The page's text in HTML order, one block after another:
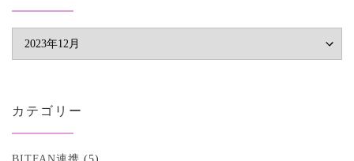
アーカイブ
カテゴリー